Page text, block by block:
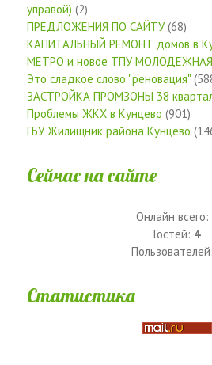
управой) (2)
ПРЕДЛОЖЕНИЯ ПО САЙТУ(68)
КАПИТАЛЬНЫЙ РЕМОНТ домов в
МЕТРО и новое ТПУ МОЛОДЕЖНАЯ
Это сладкое слово "реновация"
ЗАСТРОЙКА ПРОМЗОНЫ 38
Проблемы ЖКХ в Кунцево (901)
ГБУ Жилищник района Кунцево
Сейчас на сайте
Онлайн всего:
Гостей: 4
Пользователей:
Статистика